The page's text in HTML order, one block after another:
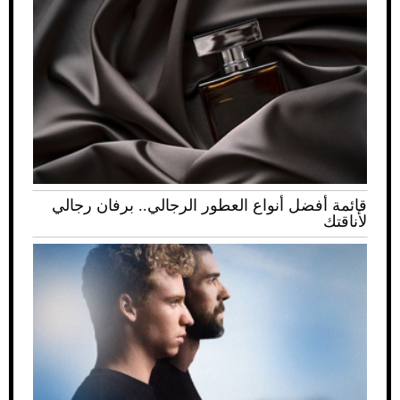
قائمة أفضل أنواع العطور الرجالي.. برفان رجالي
لأناقتك